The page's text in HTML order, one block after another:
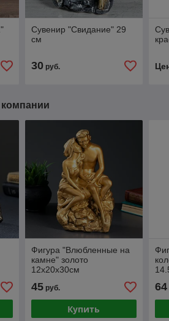
Сувенир "Свидание" 29
см
30руб.
Фигура "Влюбленные на
камне" золото
12х20х30см
45руб.
Купить
64